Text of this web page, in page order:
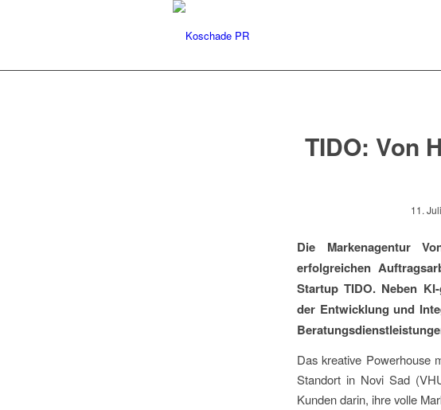
TIDO: Von
11.
Die Markenagentur
erfolgreichen
Startup TIDO. Neben
der Entwicklung und
Das kreative Powerhouse
Standort in Novi Sad
Kunden darin, ihre volle